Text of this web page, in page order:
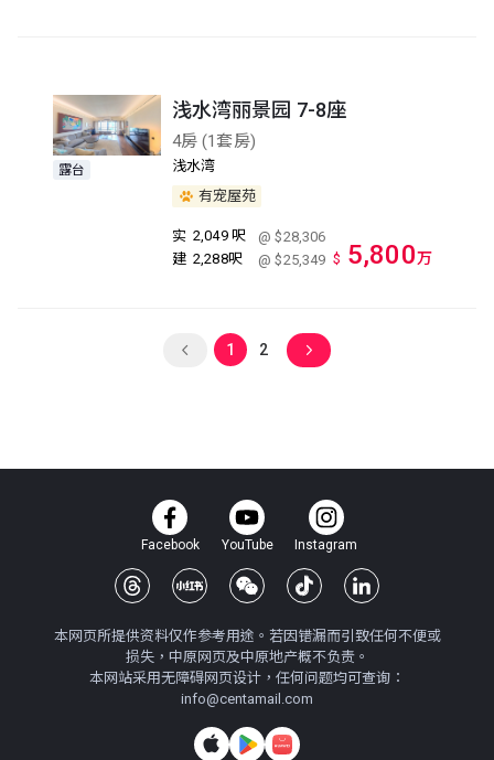
露台
浅水湾丽景园 7-8座
4房 (1套房)
浅水湾
有宠屋苑
实 2,049 呎
@ $28,306
建 2,288呎 @ $25,349 $ 5,800万
1 2
Facebook YouTube Instagram
本网页所提供资料仅作参考用途。若因错漏而引致任何不便或
损失，中原网页及中原地产概不负责。
本网站采用无障碍网页设计，任何问题均可查询：
info@centamail.com